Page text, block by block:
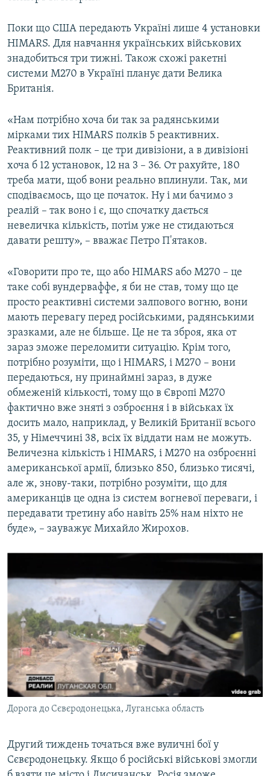
Поки що США передають Україні лише 4 установки
HIMARS. Для навчання українських військових
знадобиться три тижні. Також схожі ракетні
системи М270 в Україні планує дати Велика
Британія.
«Нам потрібно хоча би так за радянськими
мірками тих HIMARS полків 5 реактивних.
Реактивний полк – це три дивізіони, а в дивізіоні
хоча б 12 установок, 12 на 3 – 36. От рахуйте, 180
треба мати, щоб вони реально вплинули. Так, ми
сподіваємось, що це початок. Ну і ми бачимо з
реалій – так воно і є, що спочатку дається
невеличка кількість, потім уже не стидаються
давати решту», – вважає Петро П'ятаков.
«Говорити про те, що або HIMARS або М270 – це
таке собі вундерваффе, я би не став, тому що це
просто реактивні системи залпового вогню, вони
мають перевагу перед російськими, радянськими
зразками, але не більше. Це не та зброя, яка от
зараз зможе переломити ситуацію. Крім того,
потрібно розуміти, що і HIMARS, і М270 – вони
передаються, ну принаймні зараз, в дуже
обмеженій кількості, тому що в Європі М270
фактично вже зняті з озброєння і в військах їх
досить мало, наприклад, у Великій Британії всього
35, у Німеччині 38, всіх їх віддати нам не можуть.
Величезна кількість і HIMARS, і М270 на озброєнні
американської армії, близько 850, близько тисячі,
але ж, знову-таки, потрібно розуміти, що для
американців це одна із систем вогневої переваги, і
передавати третину або навіть 25% нам ніхто не
буде», – зауважує Михайло Жирохов.
Дорога до Сєвєродонецька, Луганська область
Другий тиждень точаться вже вуличні бої у
Сєвєродонецьку. Якщо б російські військові змогли